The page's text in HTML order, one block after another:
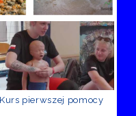
Kurs pierwszej pomocy